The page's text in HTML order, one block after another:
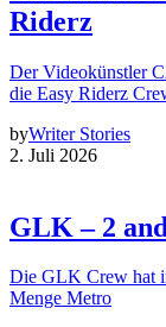
Riderz
Der Videokünstler
die Easy Riderz
byWriter Stories
2. Juli 2026
GLK – 2
Die GLK Crew hat
Menge Metro